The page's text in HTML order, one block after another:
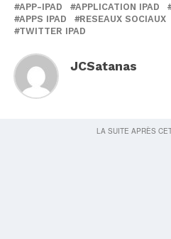
APP-IPAD APPLICATION IPAD
APPS IPAD
RESEAUX SOCIAUX
TWITTER IPAD
JCSatanas